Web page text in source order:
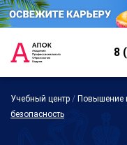
8
Учебный центр / Повышение
безопасность